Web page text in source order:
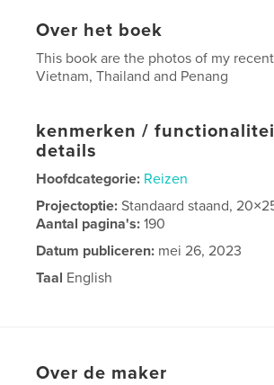
Over het boek
This book are the photos of my
Vietnam, Thailand and Penang
kenmerken /
details
Hoofdcategorie: Reizen
Projectoptie:Standaard staand,
Aantal pagina's:190
Datum publiceren: mei 26, 2023
Taal English
Over de maker